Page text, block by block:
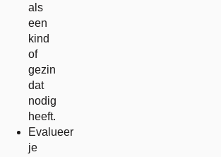
als
een
kind
of
gezin
dat
nodig
heeft.
Evalueer
je